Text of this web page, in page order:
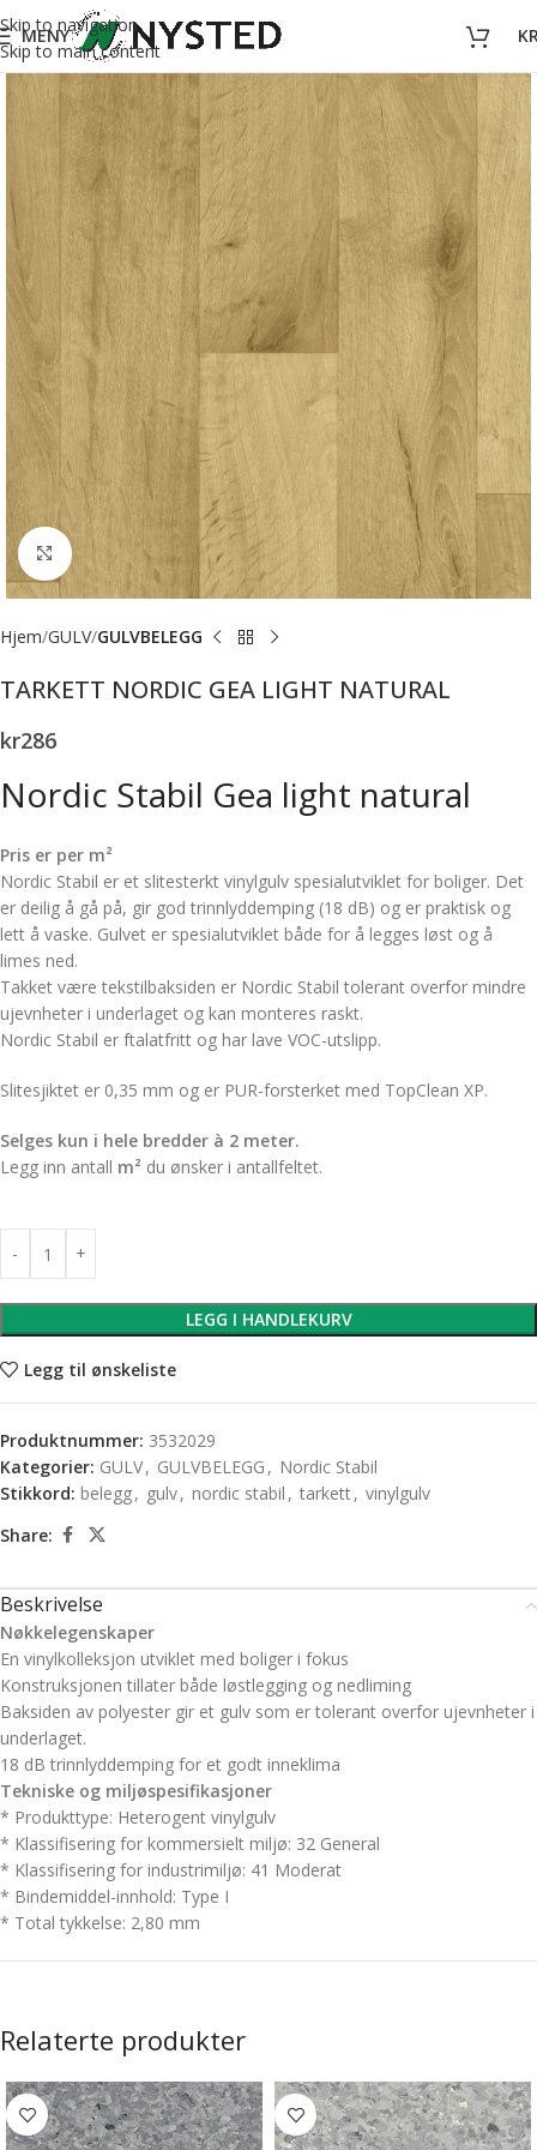
Skip to navigation
Skip to main content
MENY
Forstørr bilde
Hjem GULV GULVBELEGG
TARKETT NORDIC GEA LIGHT NATURAL
kr286
Nordic Stabil Gea light natural
Pris er per m²
Nordic Stabil er et slitesterkt vinylgulv spesialutviklet for boliger. Det
er deilig å gå på, gir god trinnlyddemping (18 dB) og er praktisk og
lett å vaske. Gulvet er spesialutviklet både for å legges løst og å
limes ned.
Takket være tekstilbaksiden er Nordic Stabil tolerant overfor mindre
ujevnheter i underlaget og kan monteres raskt.
Nordic Stabil er ftalatfritt og har lave VOC-utslipp.
Slitesjiktet er 0,35 mm og er PUR-forsterket med TopClean XP.
Selges kun i hele bredder à 2 meter.
Legg inn antall m² du ønsker i antallfeltet.
LEGG I HANDLEKURV
Legg til ønskeliste
Produktnummer: 3532029
Kategorier: GULV, GULVBELEGG , Nordic Stabil
Stikkord: belegg, gulv, nordic stabil , tarkett, vinylgulv
Share:
Beskrivelse
Nøkkelegenskaper
En vinylkolleksjon utviklet med boliger i fokus
Konstruksjonen tillater både løstlegging og nedliming
Baksiden av polyester gir et gulv som er tolerant overfor ujevnheter i
underlaget.
18 dB trinnlyddemping for et godt inneklima
Tekniske og miljøspesifikasjoner
* Produkttype: Heterogent vinylgulv
* Klassifisering for kommersielt miljø: 32 General
* Klassifisering for industrimiljø: 41 Moderat
* Bindemiddel-innhold: Type I
* Total tykkelse: 2,80 mm
Relaterte produkter